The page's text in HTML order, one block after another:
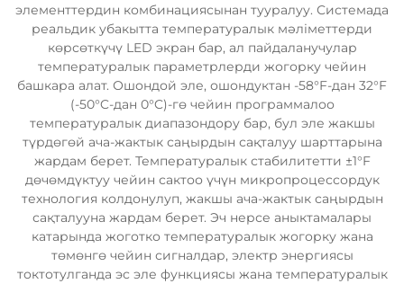
элементтердин комбинациясынан тууралуу. Системада
реальдик убакытта температуралык мәліметтерди
көрсөткүчү LED экран бар, ал пайдаланучулар
температуралык параметрлерди жогорку чейин
башкара алат. Ошондой эле, ошондуктан -58°F-дан 32°F
(-50°C-дан 0°C)-гө чейин программалоо
температуралык диапазондору бар, бул эле жакшы
түрдөгөй ача-жактык саңырдын сақталуу шарттарына
жардам берет. Температуралык стабилитетти ±1°F
дөчөмдүктуу чейин сактоо үчүн микропроцессордук
технология колдонулуп, жакшы ача-жактык саңырдын
сақталууна жардам берет. Эч нерсе аныктамалары
катарында жоготко температуралык жогорку жана
төмөнгө чейин сигналдар, электр энергиясы
токтотулганда эс эле функциясы жана температуралык